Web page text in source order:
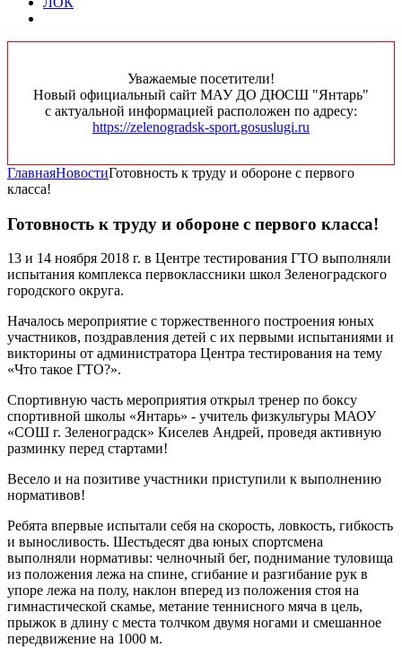
Уважаемые посетители!
Новый официальный сайт МАУ ДО ДЮСШ "Янтарь"
с актуальной информацией расположен по адресу:
https://zelenogradsk-sport.gosuslugi.ru
ГлавнаяНовостиГотовность к труду и обороне с первого
класса!
Готовность к труду и обороне с первого класса!
13 и 14 ноября 2018 г. в Центре тестирования ГТО выполняли
испытания комплекса первоклассники школ Зеленоградского
городского округа.
Началось мероприятие с торжественного построения юных
участников, поздравления детей с их первыми испытаниями и
викторины от администратора Центра тестирования на тему
«Что такое ГТО?».
Спортивную часть мероприятия открыл тренер по боксу
спортивной школы «Янтарь» - учитель физкультуры МАОУ
«СОШ г. Зеленоградск» Киселев Андрей, проведя активную
разминку перед стартами!
Весело и на позитиве участники приступили к выполнению
нормативов!
Ребята впервые испытали себя на скорость, ловкость, гибкость
и выносливость. Шестьдесят два юных спортсмена
выполняли нормативы: челночный бег, поднимание туловища
из положения лежа на спине, сгибание и разгибание рук в
упоре лежа на полу, наклон вперед из положения стоя на
гимнастической скамье, метание теннисного мяча в цель,
прыжок в длину с места толчком двумя ногами и смешанное
передвижение на 1000 м.